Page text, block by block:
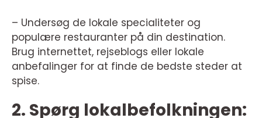
– Undersøg de lokale specialiteter og
populære restauranter på din destination.
Brug internettet, rejseblogs eller lokale
anbefalinger for at finde de bedste steder at
spise.
2. Spørg lokalbefolkningen: